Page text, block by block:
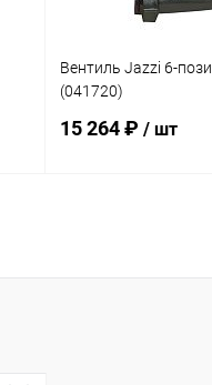
Вентиль Jazzi 6-
(041720)
15 264 ₽ / шт
В избранное